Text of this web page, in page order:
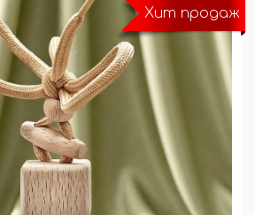
Хит продаж